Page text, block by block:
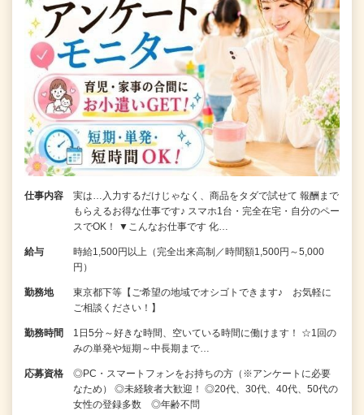
仕事内容
実は…入力するだけじゃなく、商品をタダで試せて 報酬まで
もらえるお得な仕事です♪ スマホ1台・完全在宅・自分のペー
スでOK！ ▼こんなお仕事です 化…
給与
時給1,500円以上（完全出来高制／時間額1,500円～5,000
円）
勤務地
東京都下等【ご希望の地域でオシゴトできます♪ お気軽に
ご相談ください！】
勤務時間
1日5分～好きな時間、空いている時間に働けます！ ☆1回の
みの単発や短期～中長期まで…
応募資格
◎PC・スマートフォンをお持ちの方（※アンケートに必要
なため） ◎未経験者大歓迎！ ◎20代、30代、40代、50代の
女性の登録多数 ◎年齢不問